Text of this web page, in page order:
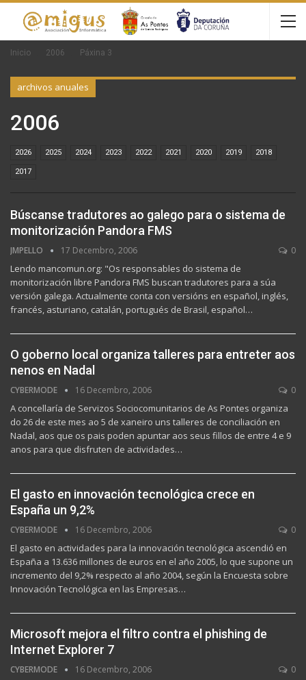
Inicio 2006 Páxina 3
archivos anuales
2006
2026 2025 2024 2023 2022 2021 2020 2019 2018
2017
Búscanse tradutores ao galego para o sistema de
monitorización Pandora FMS
JMPELLO 17 Decembro, 2006 0
Lendo mancomun.org: "Os responsables do sistema de
monitorización libre Pandora FMS buscan tradutores para a súa
versión galega. Actualmente conta con versións en español, inglés,
francés, asturiano, catalán, portugués de Brasil, español…
O goberno local organiza talleres para entreter aos
nenos en Nadal
CYBERMODE 16 Decembro, 2006 0
A concellaría de Servizos Sociocomunitarios de As Pontes organiza
do 26 de este mes ao 5 de xaneiro uns talleres de conciliación en
Nadal, aos que os pais poden apuntar aos seus fillos de entre 4 e 9
anos para que disfruten de actividades…
El gasto en innovación tecnológica crece en
España un 9,2%
CYBERMODE 16 Decembro, 2006 0
El gasto en actividades para la innovación tecnológica ascendió en
España a 13.636 millones de euros en el año 2005, lo que supone un
incremento del 9,2% respecto al año 2004, según la Encuesta sobre
Innovación Tecnológica en las Empresas…
Microsoft mejora el filtro contra el phishing de
Internet Explorer 7
CYBERMODE 16 Decembro, 2006 0